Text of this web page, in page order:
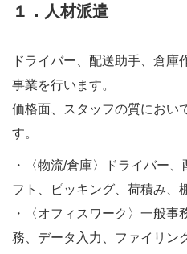
１．人材派遣
ドライバー、配送助手、倉庫
事業を行います。
価格面、スタッフの質におい
す。
・〈物流/倉庫〉ドライバー
フト、ピッキング、荷積み、
・〈オフィスワーク〉一般事
務、データ入力、ファイリン